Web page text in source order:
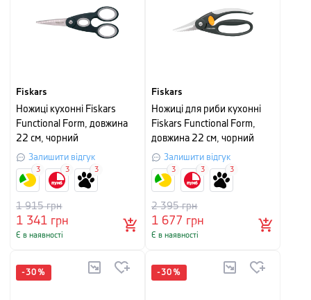
Fiskars
Ножиці кухонні Fiskars
Functional Form, довжина
22 см, чорний
Залишити відгук
1 341 грн
1 915грн
Є в наявності
3 3 3
Fiskars
Ножиці для риби кухонні
Fiskars Functional Form,
довжина 22 см, чорний
Залишити відгук
1 677 грн
2 395грн
Є в наявності
3 3 3
-30 % -30 %